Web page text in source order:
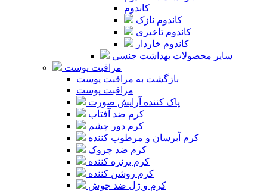
کاندوم
کاندوم نازک
کاندوم تاخیری
کاندوم خاردار
سایر محصولات بهداشت جنسی
مراقبت پوست
بازگشت به مراقبت پوست
مراقبت پوست
پاک کننده آرایش صورت
کرم ضد آفتاب
کرم دور چشم
کرم آبرسان و مرطوب کننده
کرم ضد چروک
کرم برنزه کننده
کرم روشن کننده
کرم و ژل ضد جوش